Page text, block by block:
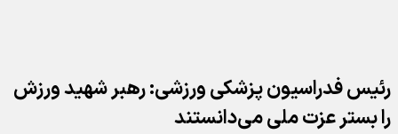
رئیس فدراسیون پزشکی ورزشی: رهبر شهید ورزش
را بستر عزت ملی می‌دانستند